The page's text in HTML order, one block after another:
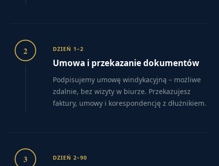
2 DZIEŃ 1–2
Umowa i przekazanie dokumentów
Podpisujemy umowę windykacyjną – możliwe
zdalnie, bez wizyty w biurze. Przekazujesz
faktury, umowy i korespondencję z dłużnikiem.
3 DZIEŃ 2–90